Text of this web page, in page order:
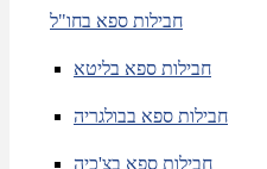
חבילות ספא בחו"ל
חבילות ספא בליטא
חבילות ספא בבולגריה
חבילות ספא בצ'כיה